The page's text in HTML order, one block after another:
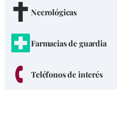
Necrológicas
Farmacias de guardia
Teléfonos de interés